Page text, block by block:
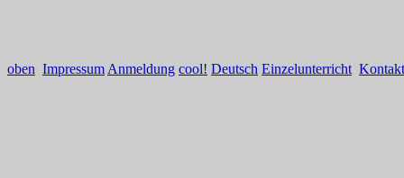
oben ImpressumAnmeldung cool! Deutsch Einzelunterricht Kontakt